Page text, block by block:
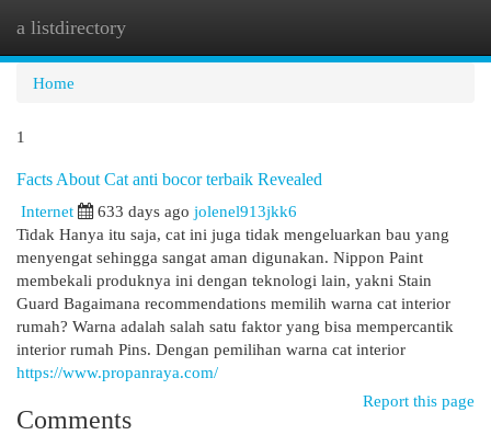
a listdirectory
Home
1
Facts About Cat anti bocor terbaik Revealed
Internet
633 days ago jolenel913jkk6
Tidak Hanya itu saja, cat ini juga tidak mengeluarkan bau yang
menyengat sehingga sangat aman digunakan. Nippon Paint
membekali produknya ini dengan teknologi lain, yakni Stain
Guard Bagaimana recommendations memilih warna cat interior
rumah? Warna adalah salah satu faktor yang bisa mempercantik
interior rumah Pins. Dengan pemilihan warna cat interior
https://www.propanraya.com/
Report this page
Comments